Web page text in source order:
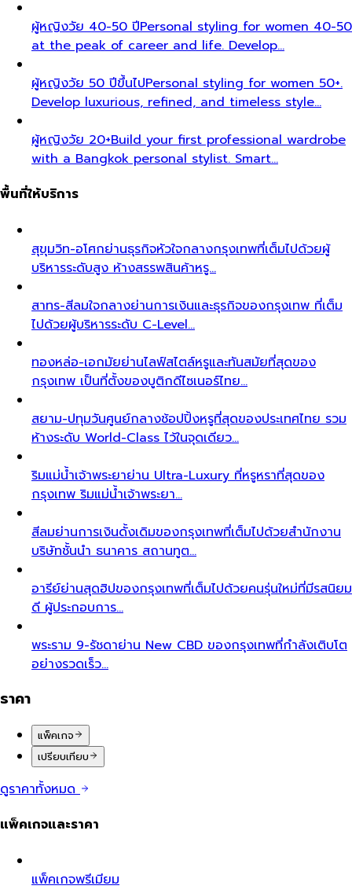
ผู้หญิงวัย 40-50 ปีPersonal styling for women 40-50
at the peak of career and life. Develop…
ผู้หญิงวัย 50 ปีขึ้นไปPersonal styling for women 50+.
Develop luxurious, refined, and timeless style…
ผู้หญิงวัย 20+Build your first professional wardrobe
with a Bangkok personal stylist. Smart…
พื้นที่ให้บริการ
สุขุมวิท-อโศกย่านธุรกิจหัวใจกลางกรุงเทพที่เต็มไปด้วยผู้
บริหารระดับสูง ห้างสรรพสินค้าหรู…
สาทร-สีลมใจกลางย่านการเงินและธุรกิจของกรุงเทพ ที่เต็ม
ไปด้วยผู้บริหารระดับ C-Level…
ทองหล่อ-เอกมัยย่านไลฟ์สไตล์หรูและทันสมัยที่สุดของ
กรุงเทพ เป็นที่ตั้งของบูติกดีไซเนอร์ไทย…
สยาม-ปทุมวันศูนย์กลางช้อปปิ้งหรูที่สุดของประเทศไทย รวม
ห้างระดับ World-Class ไว้ในจุดเดียว…
ริมแม่น้ำเจ้าพระยาย่าน Ultra-Luxury ที่หรูหราที่สุดของ
กรุงเทพ ริมแม่น้ำเจ้าพระยา…
สีลมย่านการเงินดั้งเดิมของกรุงเทพที่เต็มไปด้วยสำนักงาน
บริษัทชั้นนำ ธนาคาร สถานทูต…
อารีย์ย่านสุดฮิปของกรุงเทพที่เต็มไปด้วยคนรุ่นใหม่ที่มีรสนิยม
ดี ผู้ประกอบการ…
พระราม 9-รัชดาย่าน New CBD ของกรุงเทพที่กำลังเติบโต
อย่างรวดเร็ว…
ราคา
แพ็คเกจ
เปรียบเทียบ
ดูราคาทั้งหมด
แพ็คเกจและราคา
แพ็คเกจพรีเมียม